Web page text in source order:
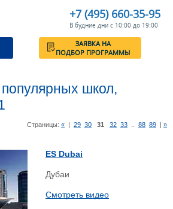
+7 (495) 660-35-95
В будние дни с 10:00 до 19:00
ЗАЯВКА НА
ПОДБОР ПРОГРАММЫ
школ,
Страницы: « | 29 30 31 32 33 88 89 | »
ES Dubai
Дубаи
Смотреть видео